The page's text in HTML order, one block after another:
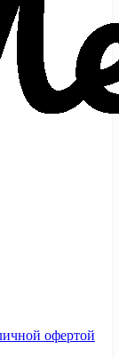
офертой